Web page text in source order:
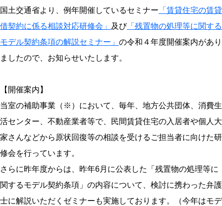
国土交通省より、例年開催しているセミナー 「賃貸住宅の賃貸
借契約に係る相談対応研修会」
及び「残置物の処理等に関する
モデル契約条項の解説セミナー」 の令和４年度開催案内があり
ましたので、お知らせいたします。
【開催案内】
当室の補助事業（※）において、毎年、地方公共団体、消費生
活センター、不動産業者等で、民間賃貸住宅の入居者や個人大
家さんなどから原状回復等の相談を受けるご担当者に向けた研
修会を行っています。
さらに昨年度からは、昨年6月に公表した「残置物の処理等に
関するモデル契約条項」の内容について、検討に携わった弁護
士に解説いただくゼミナーも実施しております。（今年はモデ